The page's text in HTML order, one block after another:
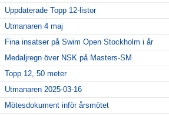
Uppdaterade Topp 12-listor
Utmanaren 4 maj
Fina insatser på Swim Open Stockholm i år
Medaljregn över NSK på Masters-SM
Topp 12, 50 meter
Utmanaren 2025-03-16
Mötesdokument inför årsmötet